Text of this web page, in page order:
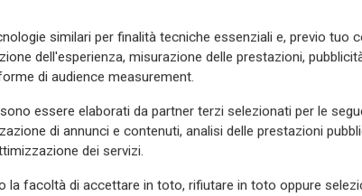
pari categoria
rivendite posto
tariffario
similari per finalità tecniche essenziali e, previo tuo
dell'esperienza, misurazione delle prestazioni,
di audience measurement.
essere elaborati da partner terzi selezionati per le
di annunci e contenuti, analisi delle prestazioni
dei servizi.
la facoltà di accettare in toto, rifiutare in toto oppure